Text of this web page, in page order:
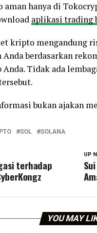
hanya di
aplikasi trading
kripto mengandung
berdasarkan
Tidak ada
bukan ajakan
SOL SOLANA
UP
terhadap
YOU MAY